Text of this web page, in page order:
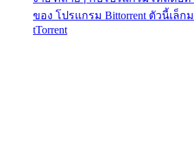
ของ โปรแกรม Bittorrent ตัวนี้เล็ก
tTorrent